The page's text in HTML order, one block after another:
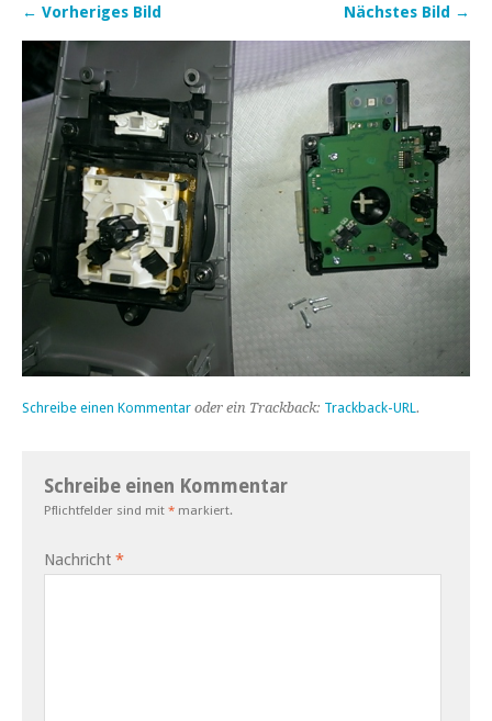
← Vorheriges Bild Nächstes Bild →
Schreibe einen Kommentar oder ein Trackback: Trackback-URL.
Schreibe einen Kommentar
Pflichtfelder sind mit * markiert.
Nachricht *